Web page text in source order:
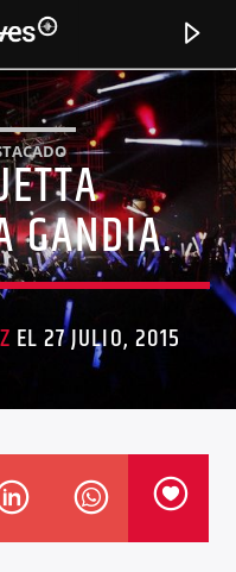
GANDIA.
EL 27 JULIO, 2015